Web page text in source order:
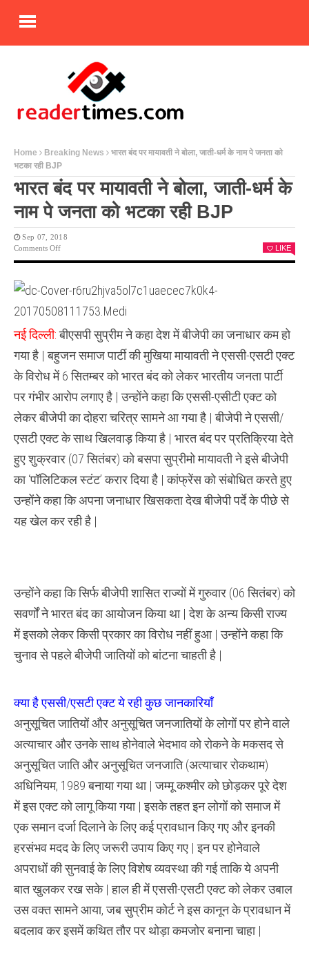
Home Breaking News
भारत बंद पर मायावती ने बोला, जाती-धर्म के नाम पे जनता को
भटका रही BJP
भारत बंद पर मायावती ने बोला, जाती-धर्म के
नाम पे जनता को भटका रही BJP
Sep 07, 2018
Comments OffOn
मायावती
बोला,
धर्म
नाम
जनता
भटका
रही
BJP
LIKE
नई दिल्ली:बीएसपी सुप्रीम ने कहा देश में बीजेपी का जनाधार कम हो
गया है | बहुजन समाज पार्टी की मुखिया मायावती ने एससी-एसटी एक्ट
के विरोध में 6 सितम्बर को भारत बंद को लेकर भारतीय जनता पार्टी
पर गंभीर आरोप लगाए है | उन्होंने कहा कि एससी-एसीटी एक्ट को
लेकर बीजेपी का दोहरा चरित्र सामने आ गया है | बीजेपी ने एससी/
एसटी एक्ट के साथ खिलवाड़ किया है | भारत बंद पर प्रतिक्रिया देते
हुए शुक्रवार (07 सितंबर) को बसपा सुप्रीमो मायावती ने इसे बीजेपी
का ‘पॉलिटिकल स्टंट’ करार दिया है | कांफ्रेंस को संबोधित करते हुए
उन्होंने कहा कि अपना जनाधार खिसकता देख बीजेपी पर्दे के पीछे से
यह खेल कर रही है |
उन्होंने कहा कि सिर्फ बीजेपी शासित राज्यों में गुरुवार (06 सितंबर) को
सवर्णों ने भारत बंद का आयोजन किया था | देश के अन्य किसी राज्य
में इसको लेकर किसी प्रकार का विरोध नहीं हुआ | उन्होंने कहा कि
चुनाव से पहले बीजेपी जातियों को बांटना चाहती है |
क्या है एससी/एसटी एक्ट ये रही कुछ जानकारियाँ
अनुसूचित जातियों और अनुसूचित जनजातियों के लोगों पर होने वाले
अत्याचार और उनके साथ होनेवाले भेदभाव को रोकने के मकसद से
अनुसूचित जाति और अनुसूचित जनजाति (अत्याचार रोकथाम)
अधिनियम, 1989 बनाया गया था | जम्मू कश्मीर को छोड़कर पूरे देश
में इस एक्ट को लागू किया गया | इसके तहत इन लोगों को समाज में
एक समान दर्जा दिलाने के लिए कई प्रावधान किए गए और इनकी
हरसंभव मदद के लिए जरूरी उपाय किए गए | इन पर होनेवाले
अपराधों की सुनवाई के लिए विशेष व्यवस्था की गई ताकि ये अपनी
बात खुलकर रख सके | हाल ही में एससी-एसटी एक्ट को लेकर उबाल
उस वक्त सामने आया, जब सुप्रीम कोर्ट ने इस कानून के प्रावधान में
बदलाव कर इसमें कथित तौर पर थोड़ा कमजोर बनाना चाहा |